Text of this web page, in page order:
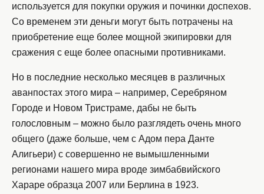
используется для покупки оружия и починки доспехов.
Со временем эти деньги могут быть потрачены на
приобретение еще более мощной экипировки для
сражения с еще более опасными противниками.
Но в последние несколько месяцев в различных
аванпостах этого мира – например, Серебряном
Городе и Новом Тристраме, дабы не быть
голословным – можно было разглядеть очень много
общего (даже больше, чем с Адом пера Данте
Алигьери) с совершенно не вымышленными
регионами нашего мира вроде зимбабвийского
Хараре образца 2007 или Берлина в 1923.